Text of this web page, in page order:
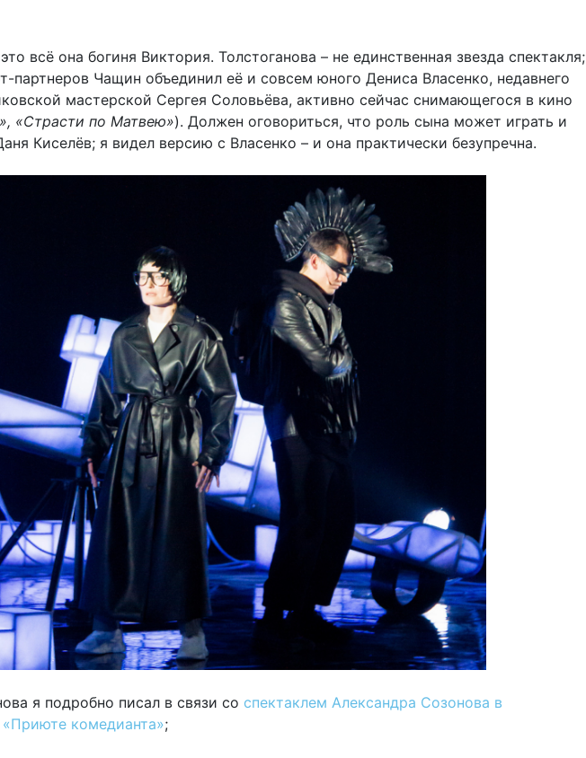
всё она богиня Виктория. Толстоганова – не единственная звезда спектакля;
партнеров Чащин объединил её и совсем юного Дениса Власенко, недавнего
мастерской Сергея Соловьёва, активно сейчас снимающегося в кино
«Страсти по Матвею»). Должен оговориться, что роль сына может играть и
Киселёв; я видел версию с Власенко – и она практически безупречна.
я подробно писал в связи со спектаклем Александра Созонова в
«Приюте комедианта»;